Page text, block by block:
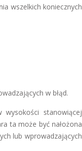
wszelkich koniecznych
w błąd.
stanowiącej
ta może być nałożona
lub wprowadzających